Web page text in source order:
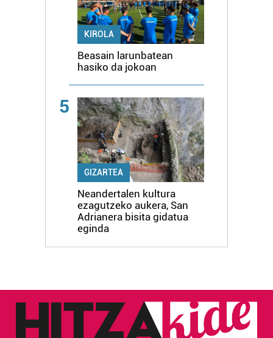
KIROLA
Beasain larunbatean
hasiko da jokoan
5
GIZARTEA
Neandertalen kultura
ezagutzeko aukera, San
Adrianera bisita gidatua
eginda